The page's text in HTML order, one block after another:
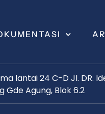
lantai 24 C-D Jl. DR.
Gde Agung, Blok 6.2